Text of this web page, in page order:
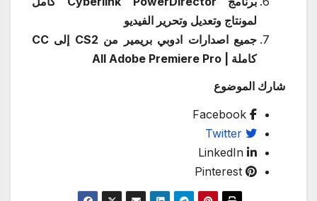
لمونتاج وتعديل وتحرير الفيديو
جميع اصدارات ادوبي بريمير من CS2 إلى CC
كاملة | All Adobe Premiere Pro
شارك الموضوع